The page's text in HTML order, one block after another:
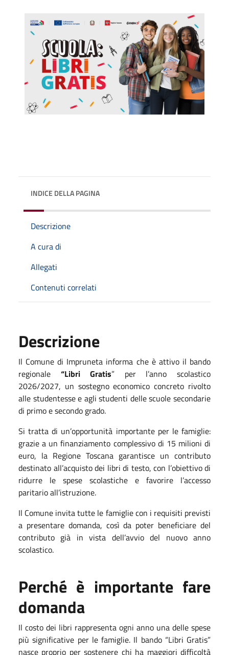
INDICE DELLA PAGINA
Descrizione
A cura di
Allegati
Contenuti correlati
Descrizione
Il Comune di Impruneta informa che è attivo il bando
regionale “Libri Gratis” per l’anno scolastico
2026/2027, un sostegno economico concreto rivolto
alle studentesse e agli studenti delle scuole secondarie
di primo e secondo grado.
Si tratta di un’opportunità importante per le famiglie:
grazie a un finanziamento complessivo di 15 milioni di
euro, la Regione Toscana garantisce un contributo
destinato all’acquisto dei libri di testo, con l’obiettivo di
ridurre le spese scolastiche e favorire l’accesso
paritario all’istruzione.
Il Comune invita tutte le famiglie con i requisiti previsti
a presentare domanda, così da poter beneficiare del
contributo già in vista dell’avvio del nuovo anno
scolastico.
Perché è importante fare
domanda
Il costo dei libri rappresenta ogni anno una delle spese
più significative per le famiglie. Il bando “Libri Gratis”
nasce proprio per sostenere chi ha maggiori difficoltà